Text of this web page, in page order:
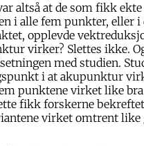
altså at de som fikk ekte
i alle fem punkter, eller i
opplevde
virker? Slettes ikke.
med studien.
i at akupunktur
punktene virket like
fikk forskerne
virket omtrent like